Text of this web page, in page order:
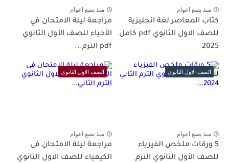
منذ بضع اعوام
كتاب المعاصر لغة انجليزية
للصف الاول الثانوي pdf كامل
2025
منذ بضع اعوام
مراجعة ليلة الامتحان في
الأحياء للصف الأول الثانوي
pdf الترم...
الصف الاول الثانوي
منذ بضع اعوام
5 ورقات ملخص الفيزياء
للصف الأول الثانوي الترم
الصف الاول الثانوي
منذ بضع اعوام
مراجعة ليلة الامتحان فى
الكيمياء للصف الاول الثانوي